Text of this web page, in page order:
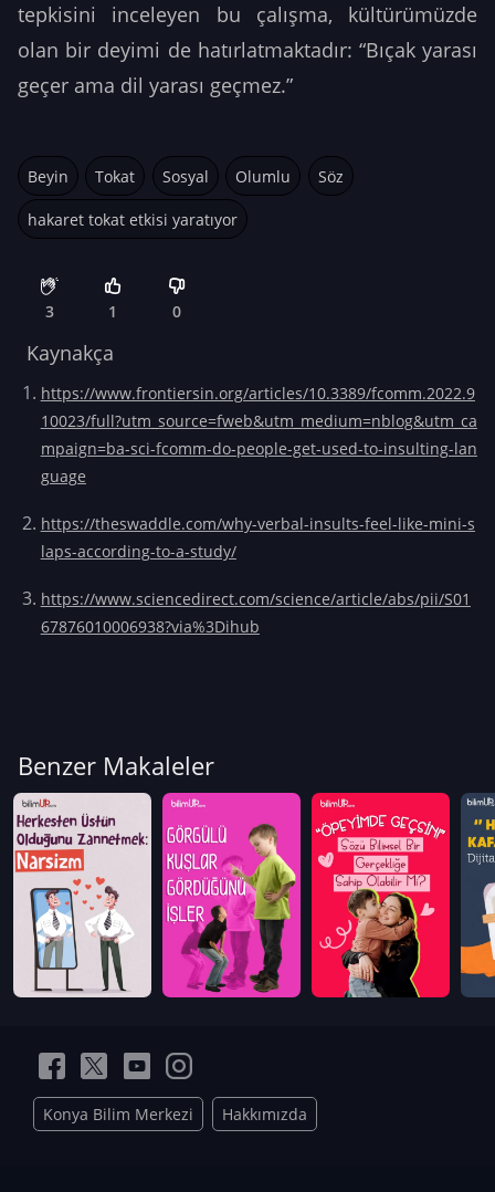
tepkisini inceleyen bu çalışma, kültürümüzde
olan bir deyimi de hatırlatmaktadır: “Bıçak yarası
geçer ama dil yarası geçmez.”
Beyin Tokat Sosyal Olumlu Söz
hakaret tokat etkisi yaratıyor
3 1 0
Kaynakça
https://www.frontiersin.org/articles/10.3389/fcomm.2022.9
10023/full?utm_source=fweb&utm_medium=nblog&utm_ca
mpaign=ba-sci-fcomm-do-people-get-used-to-insulting-lan
guage
https://theswaddle.com/why-verbal-insults-feel-like-mini-s
laps-according-to-a-study/
https://www.sciencedirect.com/science/article/abs/pii/S01
67876010006938?via%3Dihub
Benzer Makaleler
Konya Bilim Merkezi Hakkımızda